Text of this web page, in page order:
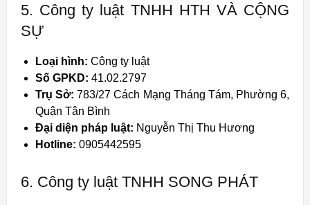
5. Công ty luật TNHH HTH VÀ CỘNG
SỰ
Loại hình: Công ty luật
Số GPKD: 41.02.2797
Trụ Sở: 783/27 Cách Mạng Tháng Tám, Phường 6,
Quận Tân Bình
Đại diện pháp luật: Nguyễn Thị Thu Hương
Hotline: 0905442595
6. Công ty luật TNHH SONG PHÁT